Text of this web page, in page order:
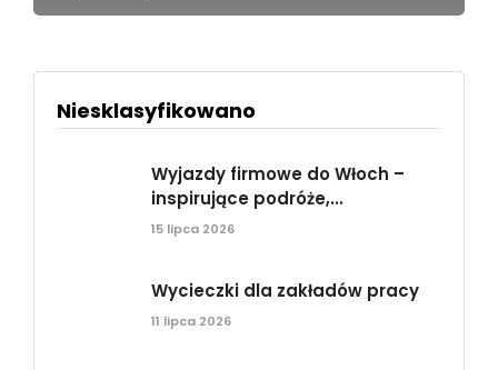
Niesklasyfikowano
Wyjazdy firmowe do Włoch –
inspirujące podróże,...
15 lipca 2026
Wycieczki dla zakładów pracy
11 lipca 2026